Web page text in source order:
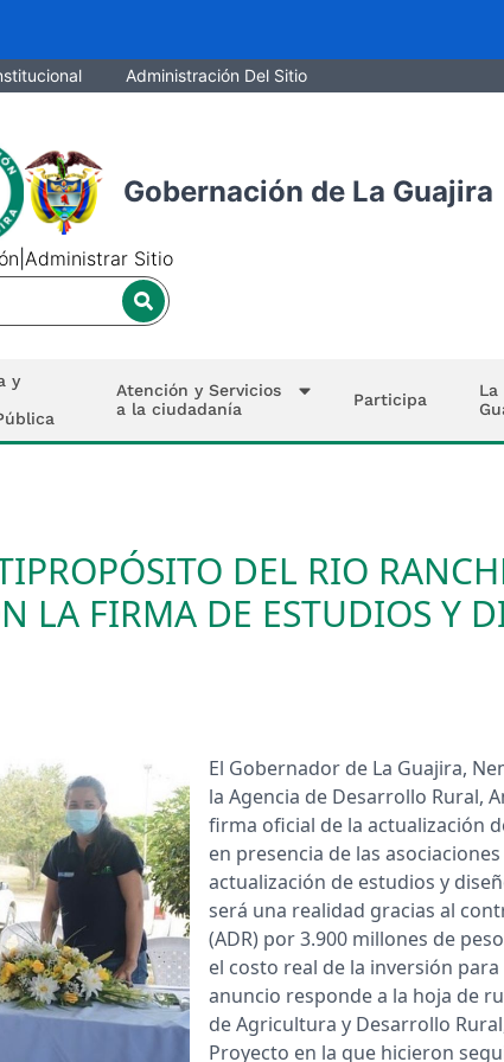
Administración Del Sitio
Gobernación de La Guajira
|Administrar Sitio
y
Atención y Servicios
a la ciudadanía
Participa
La
DEL RIO
LA FIRMA DE ESTUDIOS Y
​​​​El Gobernador de La Guajira,
la Agencia de Desarrollo Rural,
firma oficial de la actualización
en presencia de las
actualización de estudios y
será una realidad gracias al
(ADR) por 3.900 millones de
el costo real de la inversión
anuncio responde a la hoja de
de Agricultura y Desarrollo
Proyecto en la que hicieron